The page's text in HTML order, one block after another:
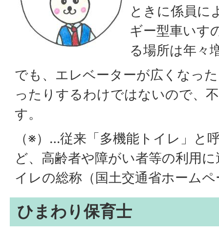
ときに係員に
ギー型車いす
る場所は年々
でも、エレベーターが広くなっ
ったりするわけではないので、
す。
（※）…従来「多機能トイレ」と
ど、高齢者や障がい者等の利用
イレの総称（国土交通省ホーム
ひまわり保育士